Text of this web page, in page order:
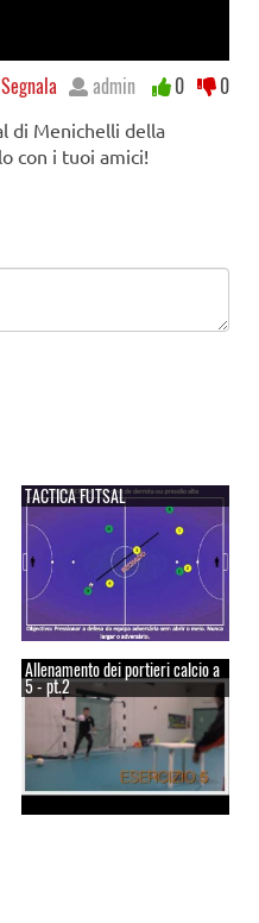
Segnala admin 0 0
di Menichelli della
con i tuoi amici!
TACTICA FUTSAL
Allenamento dei portieri calcio a
5 - pt.2